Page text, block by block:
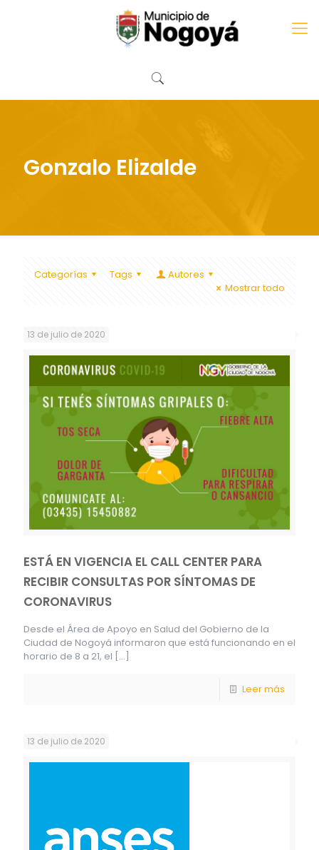
Gonzalo Elizalde
Categorías Tags
Autores
Mostrar todo
13 de julio de 2020
ESTÁ EN VIGENCIA EL CALL CENTER PARA
RECIBIR CONSULTAS POR SÍNTOMAS DE
CORONAVIRUS
Desde el Área de Apoyo en Salud del Gobierno de la
Ciudad de Nogoyá informaron que está funcionando en el
horario de 8 a 21, el […]
Leer más
13 de julio de 2020